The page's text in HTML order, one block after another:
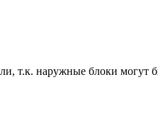
т.к. наружные блоки могут